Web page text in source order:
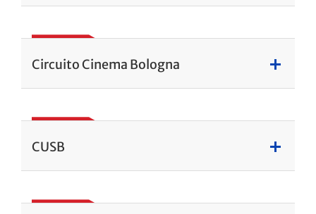
Circuito Cinema Bologna
CUSB